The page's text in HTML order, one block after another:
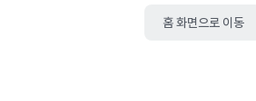
홈 화면으로 이동